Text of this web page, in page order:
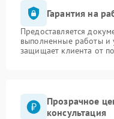
Гарантия на
Предоставляется
выполненные работы и
защищает клиента от
Прозрачное
консультация